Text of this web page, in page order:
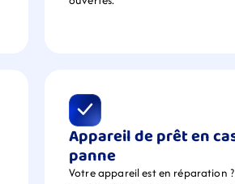
Appareil de prêt en
panne
Votre appareil est en réparation ?